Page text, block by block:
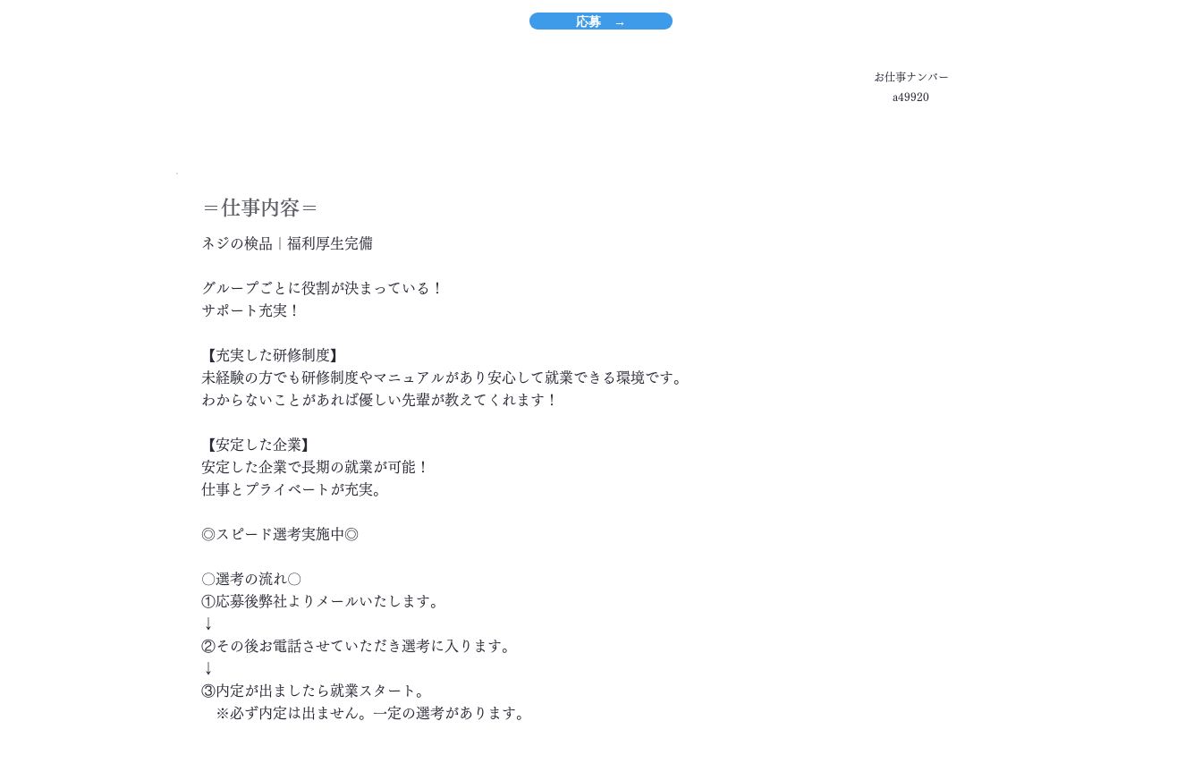
応募 →
お仕事ナンバー
a49920
＝​仕事内容＝
ネジの検品｜福利厚生完備
グループごとに役割が決まっている！
サポート充実！
【充実した研修制度】
未経験の方でも研修制度やマニュアルがあり安心して就業できる環境です。
わからないことがあれば優しい先輩が教えてくれます！
【安定した企業】
安定した企業で長期の就業が可能！
仕事とプライベートが充実。
◎スピード選考実施中◎
〇選考の流れ〇
①応募後弊社よりメールいたします。
↓
②その後お電話させていただき選考に入ります。
↓
③内定が出ましたら就業スタート。
※必ず内定は出ません。一定の選考があります。